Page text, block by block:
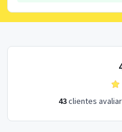
43clientes